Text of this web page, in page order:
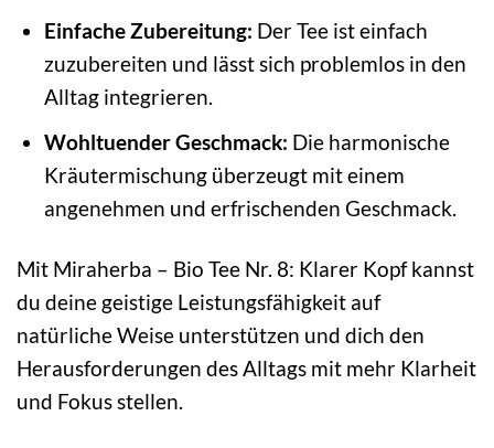
Einfache Zubereitung: Der Tee ist einfach
zuzubereiten und lässt sich problemlos in den
Alltag integrieren.
Wohltuender Geschmack: Die harmonische
Kräutermischung überzeugt mit einem
angenehmen und erfrischenden Geschmack.
Mit Miraherba – Bio Tee Nr. 8: Klarer Kopf kannst
du deine geistige Leistungsfähigkeit auf
natürliche Weise unterstützen und dich den
Herausforderungen des Alltags mit mehr Klarheit
und Fokus stellen.